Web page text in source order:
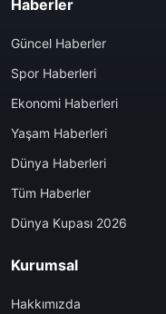
Haberler
Güncel Haberler
Spor Haberleri
Ekonomi Haberleri
Yaşam Haberleri
Dünya Haberleri
Tüm Haberler
Dünya Kupası 2026
Kurumsal
Hakkımızda